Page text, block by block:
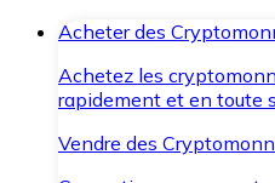
Acheter des
Achetez les
rapidement et en toute
Vendre des